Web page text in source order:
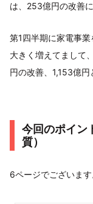
は、253億円の改善
第1四半期に家電事
大きく増えてまして
円の改善、1,153億円
今回のポイン
質）
6ページでございます